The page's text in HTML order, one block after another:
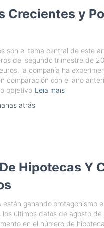
Crecientes y
son el tema central de este
del segundo trimestre de
la compañía ha
comparación con el año
objetivo Leia mais
atrás
Hipotecas Y
están ganando protagonismo
los últimos datos de agosto
en el número de